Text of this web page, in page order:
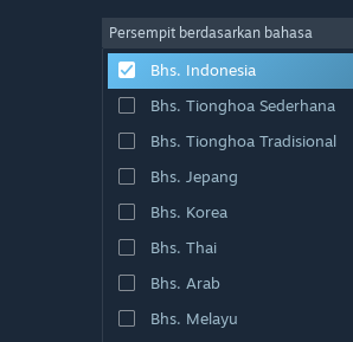
Persempit berdasarkan bahasa
Bhs. Indonesia
Bhs. Tionghoa Sederhana
Bhs. Tionghoa Tradisional
Bhs. Jepang
Bhs. Korea
Bhs. Thai
Bhs. Arab
Bhs. Melayu